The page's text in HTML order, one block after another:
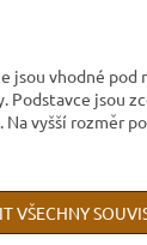
jsou vhodné pod
Podstavce jsou
vyšší rozměr
VŠECHNY